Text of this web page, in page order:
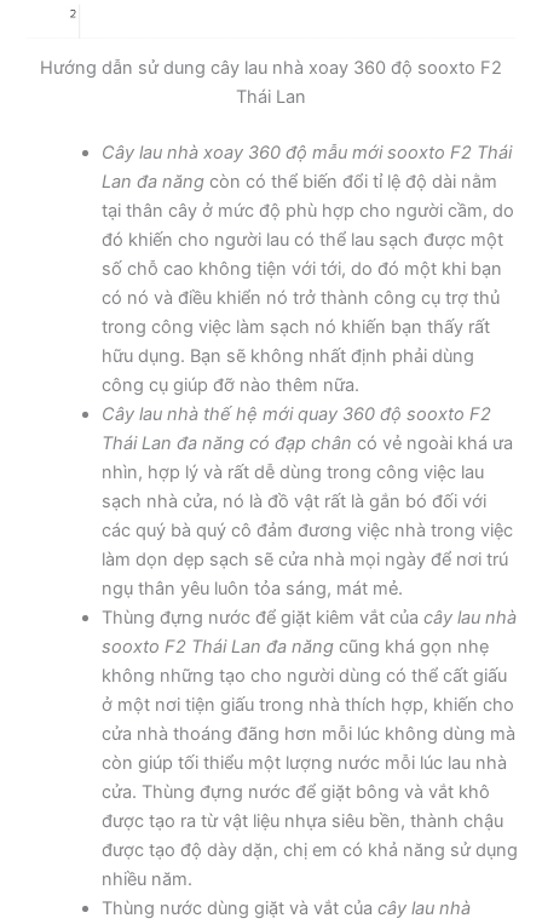
Hướng dẫn sử dung cây lau nhà xoay 360 độ sooxto F2
Thái Lan
Cây lau nhà xoay 360 độ mẫu mới sooxto F2 Thái
Lan đa năngcòn có thể biến đổi tỉ lệ độ dài nằm
tại thân cây ở mức độ phù hợp cho người cầm, do
đó khiến cho người lau có thể lau sạch được một
số chỗ cao không tiện với tới, do đó một khi bạn
có nó và điều khiển nó trở thành công cụ trợ thủ
trong công việc làm sạch nó khiến bạn thấy rất
hữu dụng. Bạn sẽ không nhất định phải dùng
công cụ giúp đỡ nào thêm nữa.
Cây lau nhà thế hệ mới quay 360 độ sooxto F2
Thái Lan đa năng có đạp chân có vẻ ngoài khá ưa
nhìn, hợp lý và rất dễ dùng trong công việc lau
sạch nhà cửa, nó là đồ vật rất là gắn bó đối với
các quý bà quý cô đảm đương việc nhà trong việc
làm dọn dẹp sạch sẽ cửa nhà mọi ngày để nơi trú
ngụ thân yêu luôn tỏa sáng, mát mẻ.
Thùng đựng nước để giặt kiêm vắt của cây lau nhà
sooxto F2 Thái Lan đa năngcũng khá gọn nhẹ
không những tạo cho người dùng có thể cất giấu
ở một nơi tiện giấu trong nhà thích hợp, khiến cho
cửa nhà thoáng đãng hơn mỗi lúc không dùng mà
còn giúp tối thiểu một lượng nước mỗi lúc lau nhà
cửa. Thùng đựng nước để giặt bông và vắt khô
được tạo ra từ vật liệu nhựa siêu bền, thành chậu
được tạo độ dày dặn, chị em có khả năng sử dụng
nhiều năm.
Thùng nước dùng giặt và vắt của cây lau nhà